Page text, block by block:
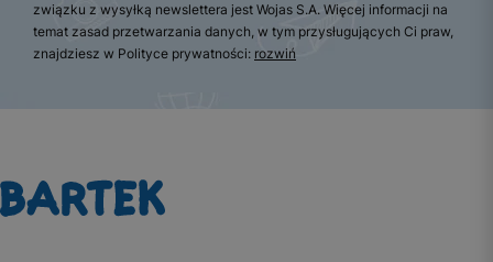
związku z wysyłką newslettera jest Wojas S.A. Więcej informacji na
temat zasad przetwarzania danych, w tym przysługujących Ci praw,
znajdziesz w Polityce prywatności: rozwiń